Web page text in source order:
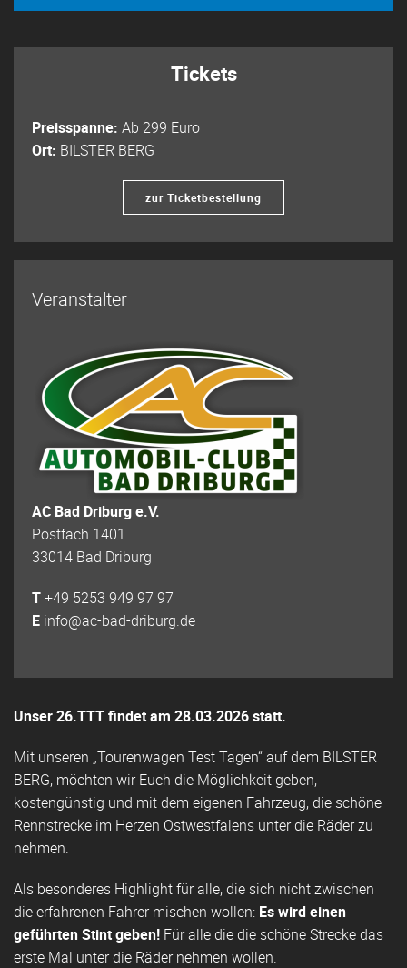
Tickets
Preisspanne: Ab 299 Euro
Ort: BILSTER BERG
zur Ticketbestellung
Veranstalter
AC Bad Driburg e.V.
Postfach 1401
33014 Bad Driburg
T+49 5253 949 97 97
E info@ac-bad-driburg.de
Unser 26.TTT findet am 28.03.2026 statt.
Mit unseren „Tourenwagen Test Tagen“ auf dem BILSTER
BERG, möchten wir Euch die Möglichkeit geben,
kostengünstig und mit dem eigenen Fahrzeug, die schöne
Rennstrecke im Herzen Ostwestfalens unter die Räder zu
nehmen.
Als besonderes Highlight für alle, die sich nicht zwischen
die erfahrenen Fahrer mischen wollen: Es wird einen
geführten Stint geben! Für alle die die schöne Strecke das
erste Mal unter die Räder nehmen wollen.